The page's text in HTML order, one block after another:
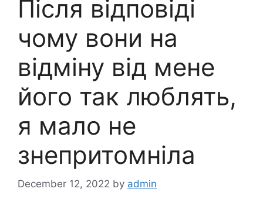
Після відповіді
чому вони на
відміну від мене
його так люблять,
я мало не
знепритомніла
December 12, 2022 by admin